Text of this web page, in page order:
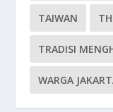
TAIWAN
TRADISI
WARGA